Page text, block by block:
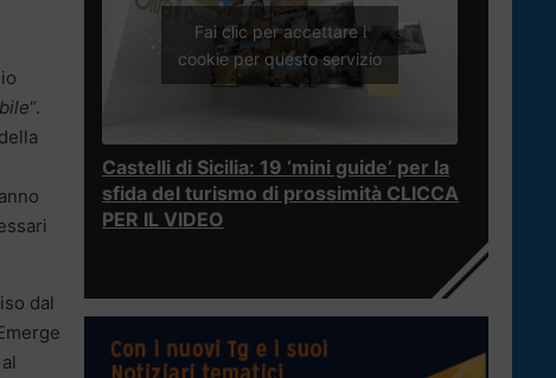
“.
dal
Fai clic per accettare i
cookie per questo servizio
Castelli di Sicilia: 19 ‘mini guide’ per la
sfida del turismo di prossimità CLICCA
PER IL VIDEO